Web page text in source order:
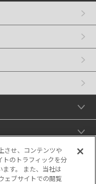
させ、コンテンツや
トのトラフィックを分
す。 また、当社は
ェブサイトでの閲覧